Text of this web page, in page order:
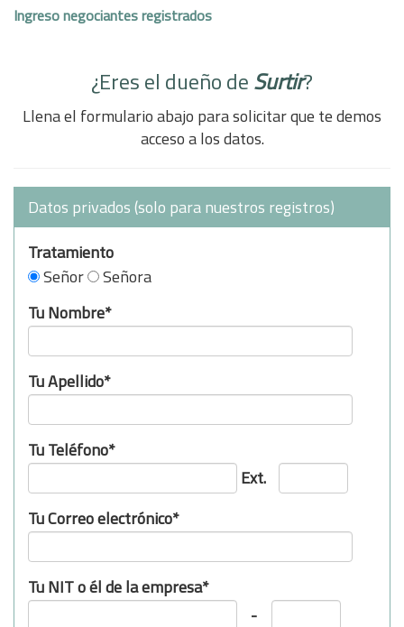
Ingreso negociantes registrados
¿Eres el dueño deSurtir?
Llena el formulario abajo para solicitar que te demos
acceso a los datos.
Datos privados (solo para nuestros registros)
Tratamiento
Señor
Señora
Tu Nombre*
Tu Apellido*
Tu Teléfono*
Ext.
Tu Correo electrónico*
Tu NIT o él de la empresa*
-